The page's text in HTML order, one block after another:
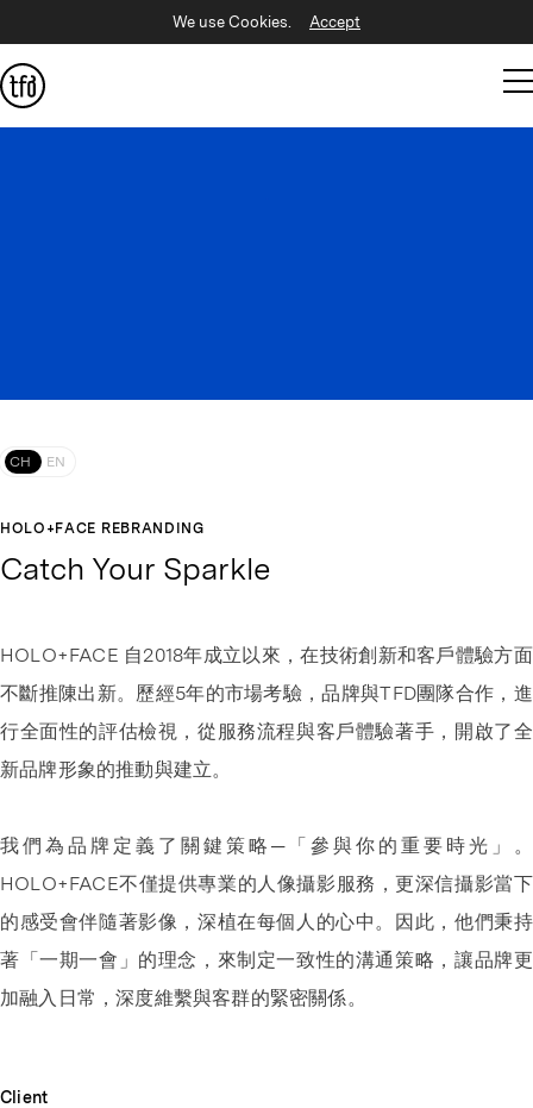
We use Cookies. Accept
CH EN
HOLO+FACE REBRANDING
Catch Your Sparkle
HOLO+FACE 自2018年成立以來，在技術創新和客戶體驗方面
不斷推陳出新。歷經5年的市場考驗，品牌與TFD團隊合作，進
行全面性的評估檢視，從服務流程與客戶體驗著手，開啟了全
新品牌形象的推動與建立。
我們為品牌定義了關鍵策略─「參與你的重要時光」。
HOLO+FACE不僅提供專業的人像攝影服務，更深信攝影當下
的感受會伴隨著影像，深植在每個人的心中。因此，他們秉持
著「一期一會」的理念，來制定一致性的溝通策略，讓品牌更
加融入日常，深度維繫與客群的緊密關係。
Client